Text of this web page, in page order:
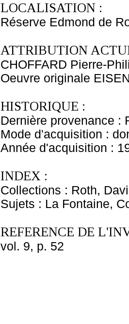
LOCALISATION :
Réserve Edmond de
ATTRIBUTION
CHOFFARD Pierre-
Oeuvre originale
HISTORIQUE :
Dernière provenance :
Mode d'acquisition :
Année d'acquisition :
INDEX :
Collections : Roth,
Sujets : La Fontaine,
REFERENCE DE
vol. 9, p. 52